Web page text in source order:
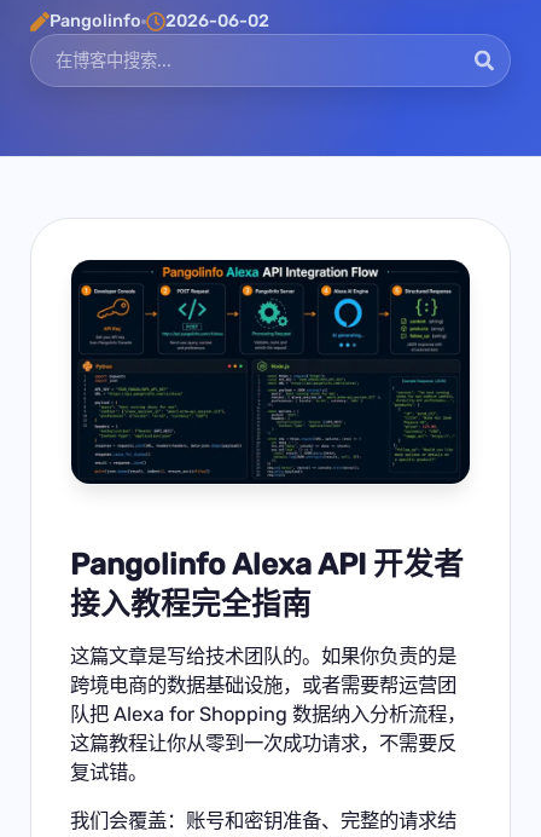
Pangolinfo 2026-06-02
Pangolinfo Alexa API 开发者
接入教程完全指南
这篇文章是写给技术团队的。如果你负责的是
跨境电商的数据基础设施，或者需要帮运营团
队把 Alexa for Shopping 数据纳入分析流程，
这篇教程让你从零到一次成功请求，不需要反
复试错。
我们会覆盖：账号和密钥准备、完整的请求结